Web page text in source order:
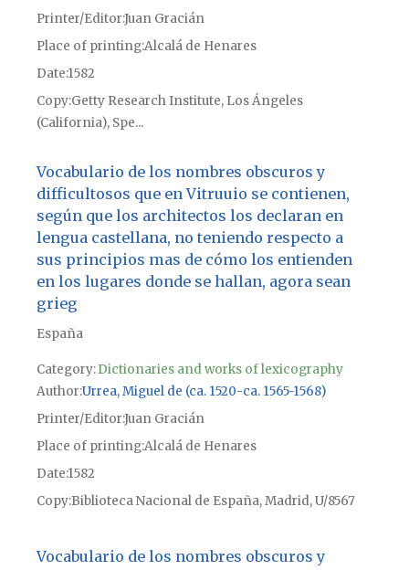
Printer/EditorJuan Gracián
Place of printingAlcalá de Henares
Date1582
CopyGetty Research Institute, Los Ángeles
(California), Spe...
Vocabulario de los nombres obscuros y
difficultosos que en Vitruuio se contienen,
según que los architectos los declaran en
lengua castellana, no teniendo respecto a
sus principios mas de cómo los entienden
en los lugares donde se hallan, agora sean
grieg
España
Category:Dictionaries and works of lexicography
Author Urrea, Miguel de (ca. 1520-ca. 1565-1568)
Printer/EditorJuan Gracián
Place of printingAlcalá de Henares
Date1582
CopyBiblioteca Nacional de España, Madrid, U/8567
Vocabulario de los nombres obscuros y